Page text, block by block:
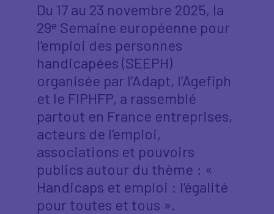
Du 17 au 23 novembre 2025, la
29ᵉ Semaine européenne pour
l’emploi des personnes
handicapées (SEEPH)
organisée par l’Adapt, l’Agefiph
et le FIPHFP, a rassemblé
partout en France entreprises,
acteurs de l’emploi,
associations et pouvoirs
publics autour du thème : «
Handicaps et emploi : l’égalité
pour toutes et tous ».